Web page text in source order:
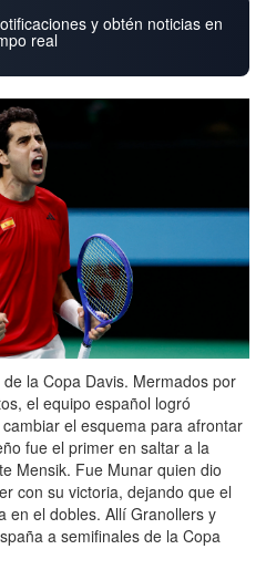
y obtén noticias en
real
la Copa Davis. Mermados por
el equipo español logró
el esquema para afrontar
fue el primer en saltar a la
Mensik. Fue Munar quien dio
con su victoria, dejando que el
en el dobles. Allí Granollers y
a semifinales de la Copa